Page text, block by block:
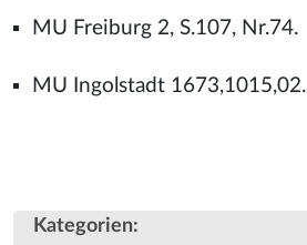
MU Freiburg 2, S.107, Nr.74.
MU Ingolstadt 1673,1015,02.
Kategorien: